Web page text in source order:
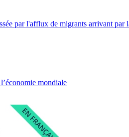
par l'afflux de migrants arrivant par
mondiale